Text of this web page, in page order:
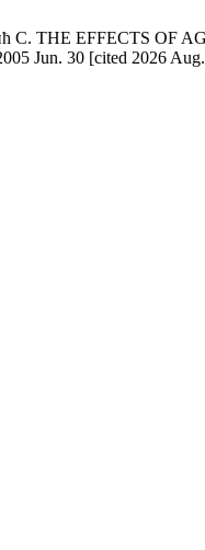
С. THE EFFECTS OF
Jun. 30 [cited 2026